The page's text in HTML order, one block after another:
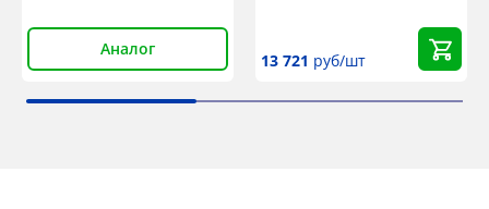
Аналог
13 721 руб/шт